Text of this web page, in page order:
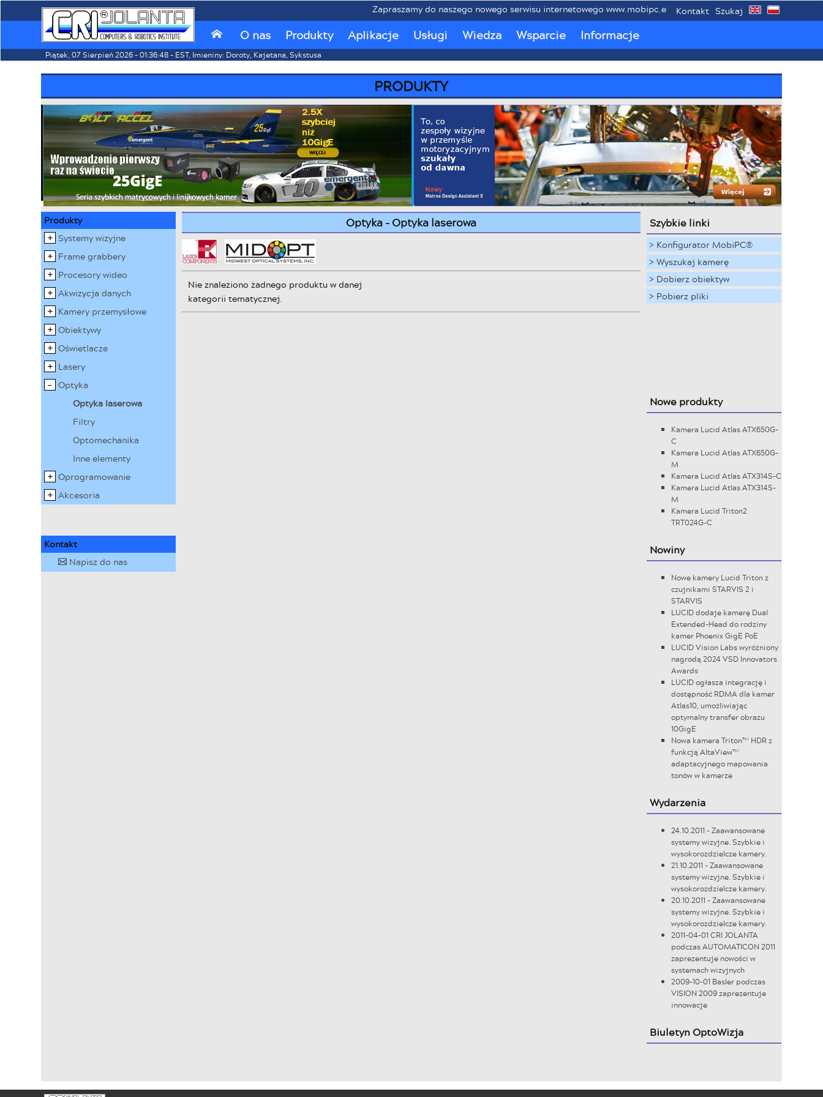
Zapraszamy do naszego nowego serwisu internetowego www.mobipc.eu poświęconemu mobilnym
Kontakt Szukaj
⌂ O nas Produkty Aplikacje Usługi Wiedza Wsparcie Informacje
Piątek, 07 Sierpień 2026 - 01:36:48 - EST, Imieniny: Doroty, Kajetana, Sykstusa
PRODUKTY
Produkty
Systemy wizyjne
Frame grabbery
Procesory wideo
Akwizycja danych
Kamery przemysłowe
Obiektywy
Oświetlacze
Lasery
Optyka
Optyka laserowa
Filtry
Optomechanika
Inne elementy
Oprogramowanie
Akcesoria
Kontakt
✉ Napisz do nas
Optyka - Optyka laserowa
Nie znaleziono żadnego produktu w danej
kategorii tematycznej.
Szybkie linki
> Konfigurator MobiPC®
> Wyszukaj kamerę
> Dobierz obiektyw
> Pobierz pliki
Nowe produkty
Kamera Lucid Atlas ATX650G-
C
Kamera Lucid Atlas ATX650G-
M
Kamera Lucid Atlas ATX314S-C
Kamera Lucid Atlas ATX314S-
M
Kamera Lucid Triton2
TRT024G-C
Nowiny
Nowe kamery Lucid Triton z
czujnikami STARVIS 2 i
STARVIS
LUCID dodaje kamerę Dual
Extended-Head do rodziny
kamer Phoenix GigE PoE
LUCID Vision Labs wyróżniony
nagrodą 2024 VSD Innovators
Awards
LUCID ogłasza integrację i
dostępność RDMA dla kamer
Atlas10, umożliwiając
optymalny transfer obrazu
10GigE
Nowa kamera Triton™ HDR z
funkcją AltaView™
adaptacyjnego mapowania
tonów w kamerze
Wydarzenia
24.10.2011 - Zaawansowane
systemy wizyjne. Szybkie i
wysokorozdzielcze kamery.
21.10.2011 - Zaawansowane
systemy wizyjne. Szybkie i
wysokorozdzielcze kamery.
20.10.2011 - Zaawansowane
systemy wizyjne. Szybkie i
wysokorozdzielcze kamery.
2011-04-01 CRI JOLANTA
podczas AUTOMATICON 2011
zaprezentuje nowości w
systemach wizyjnych
2009-10-01 Basler podczas
VISION 2009 zaprezentuje
innowacje
Biuletyn OptoWizja